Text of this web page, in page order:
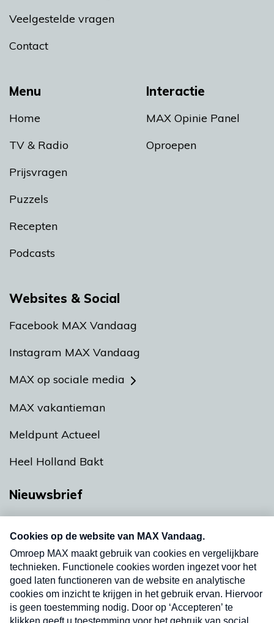
Menu
Home
TV & Radio
Prijsvragen
Puzzels
Recepten
Podcasts
Interactie
MAX Opinie Panel
Oproepen
Veelgestelde vragen
Contact
Websites & Social
Facebook MAX Vandaag
Instagram MAX Vandaag
MAX op sociale media
MAX vakantieman
Meldpunt Actueel
Heel Holland Bakt
Nieuwsbrief
nieuwsbrief. Elke vrijdag- en dinsdagochtend in
uw mailbox.
Verzend